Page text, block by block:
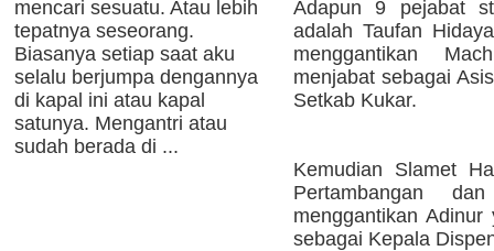
mencari sesuatu. Atau lebih
tepatnya seseorang.
Biasanya setiap saat aku
selalu berjumpa dengannya
di kapal ini atau kapal
satunya. Mengantri atau
sudah berada di ...
Adapun 9 pejabat
adalah Taufan
menggantikan
menjabat sebagai
Setkab Kukar.
Kemudian Slamet
Pertambangan
menggantikan
sebagai Kepala